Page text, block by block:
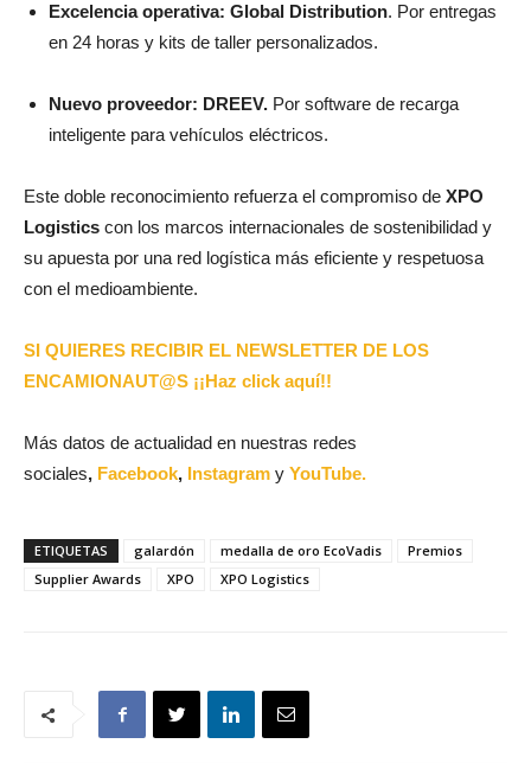
Excelencia operativa: Global Distribution. Por entregas
en 24 horas y kits de taller personalizados.
Nuevo proveedor: DREEV. Por software de recarga
inteligente para vehículos eléctricos.
Este doble reconocimiento refuerza el compromiso de XPO
Logistics con los marcos internacionales de sostenibilidad y
su apuesta por una red logística más eficiente y respetuosa
con el medioambiente.
SI QUIERES RECIBIR EL NEWSLETTER DE LOS
ENCAMIONAUT@S ¡¡Haz click aquí!!
Más datos de actualidad en nuestras redes
sociales, Facebook, Instagram y YouTube.
ETIQUETAS galardón medalla de oro EcoVadis
Premios
Supplier Awards
XPO XPO Logistics